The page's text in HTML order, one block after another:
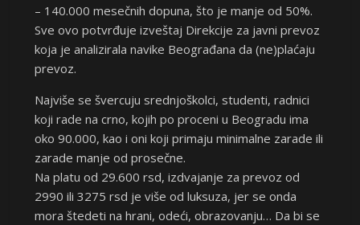
– 140.000 mesečnih dopuna, što je manje od 50%.
Sve ovo potvrđuje izveštaj Direkcije za javni prevoz
koja je analizirala navike Beograđana da (ne)plaćaju
prevoz.
Najviše se švercuju srednjoškolci, studenti, radnici
koji rade na crno, kojih po proceni u Beogradu ima
oko 90.000, kao i oni koji primaju minimalne zarade ili
zarade manje od prosečne.
Na platu od 29.600 rsd, izdvajanje za prevoz od
2990 ili 3275 rsd je više od luksuza, jer se onda
mora štedeti na hrani, odeći, obrazovanju… Da bi se